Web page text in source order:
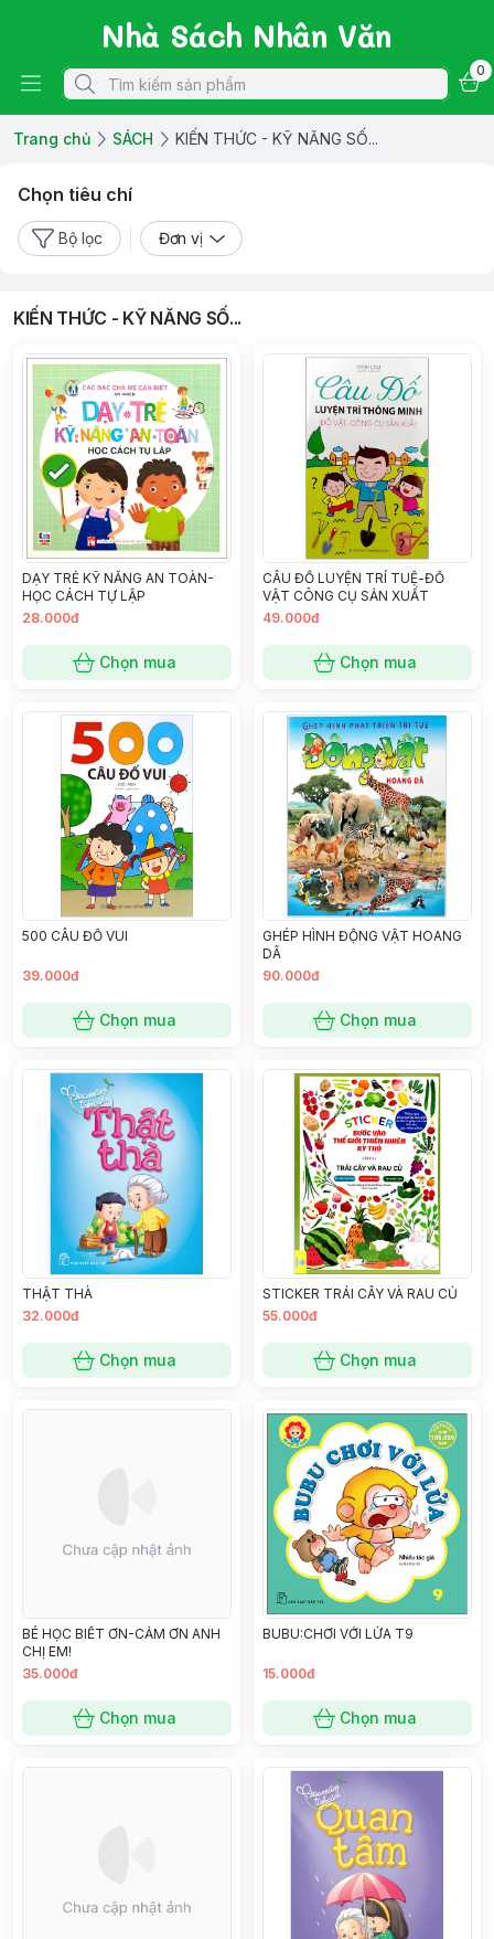
Nhà Sách Nhân Văn
0
Trang chủ SÁCH KIẾN THỨC - KỸ NĂNG SỐ...
Chọn tiêu chí
Bộ lọc Đơn vị
KIẾN THỨC - KỸ NĂNG SỐ...
DẠY TRẺ KỸ NĂNG AN TOÀN-
HỌC CÁCH TỰ LẬP
28.000đ
Chọn mua
CÂU ĐỐ LUYỆN TRÍ TUỆ-ĐỒ
VẬT CÔNG CỤ SẢN XUẤT
49.000đ
Chọn mua
500 CÂU ĐỐ VUI
39.000đ
Chọn mua
GHÉP HÌNH ĐỘNG VẬT HOANG
DÃ
90.000đ
Chọn mua
THẬT THÀ
32.000đ
Chọn mua
STICKER TRÁI CÂY VÀ RAU CỦ
55.000đ
Chọn mua
BÉ HỌC BIẾT ƠN-CẢM ƠN ANH
CHỊ EM!
35.000đ
Chọn mua
BUBU:CHƠI VỚI LỬA T9
15.000đ
Chọn mua